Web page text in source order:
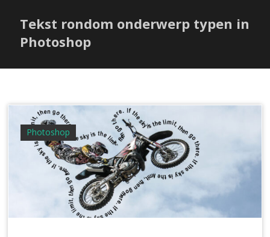
Ki
m
Tekst rondom onderwerp typen in
Photoshop
Photoshop